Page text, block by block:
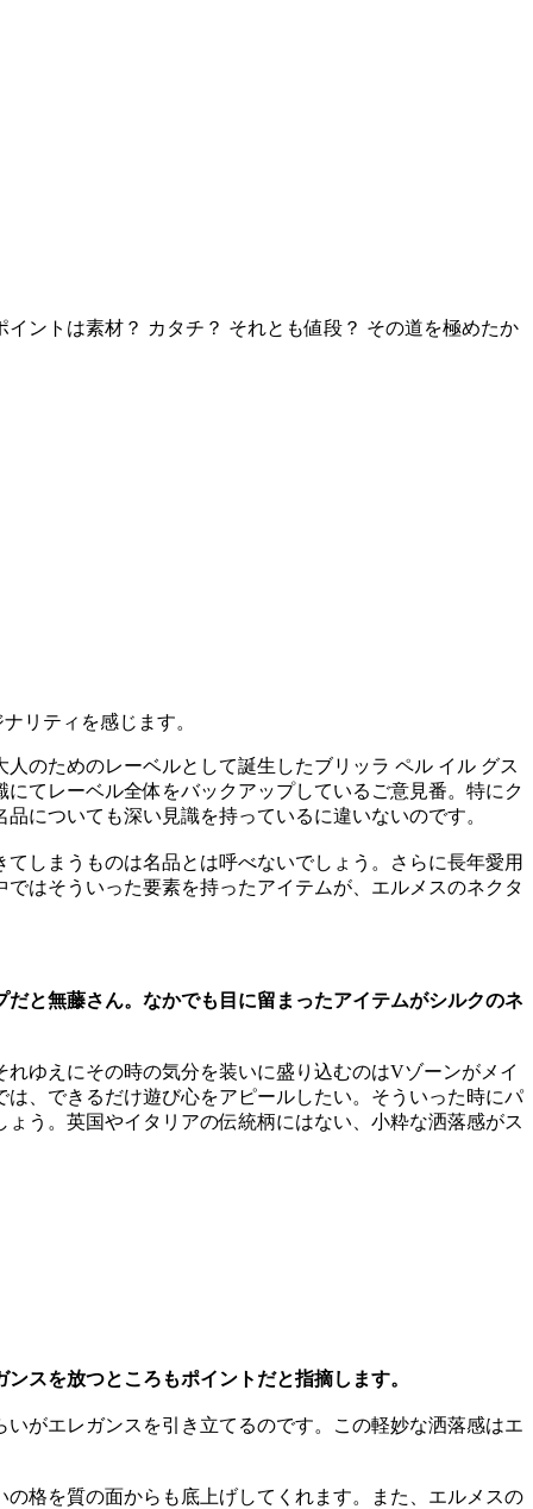
ントは素材？ カタチ？ それとも値段？ その道を極めたか
リティを感じます。
のためのレーベルとして誕生したブリッラ ペル イル グス
てレーベル全体をバックアップしているご意見番。特にク
についても深い見識を持っているに違いないのです。
しまうものは名品とは呼べないでしょう。さらに長年愛用
はそういった要素を持ったアイテムが、エルメスのネクタ
と無藤さん。なかでも目に留まったアイテムがシルクのネ
ゆえにその時の気分を装いに盛り込むのはVゾーンがメイ
、できるだけ遊び心をアピールしたい。そういった時にパ
う。英国やイタリアの伝統柄にはない、小粋な洒落感がス
スを放つところもポイントだと指摘します。
がエレガンスを引き立てるのです。この軽妙な洒落感はエ
格を質の面からも底上げしてくれます。また、エルメスの